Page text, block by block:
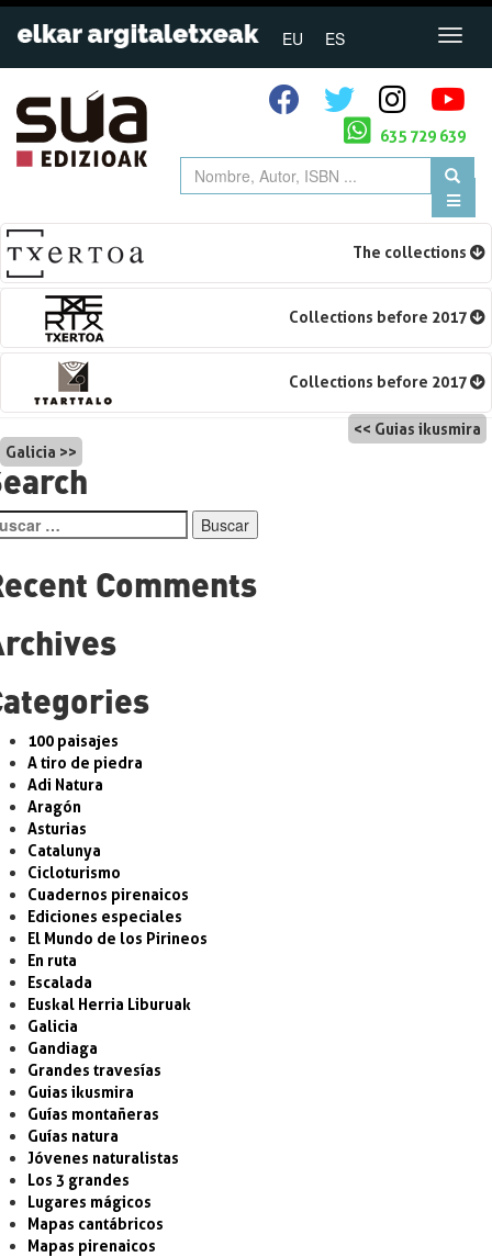
EU ES
635 729 639
The collections
Collections before 2017
Collections before 2017
Navegación
de
entradas
Guias ikusmira
Galicia
Comments
100 paisajes
A tiro de piedra
Adi Natura
Aragón
Asturias
Catalunya
Cicloturismo
Cuadernos pirenaicos
Ediciones especiales
El Mundo de los Pirineos
En ruta
Escalada
Euskal Herria Liburuak
Galicia
Gandiaga
Grandes travesías
Guias ikusmira
Guías montañeras
Guías natura
Jóvenes naturalistas
Los 3 grandes
Lugares mágicos
Mapas cantábricos
Mapas pirenaicos